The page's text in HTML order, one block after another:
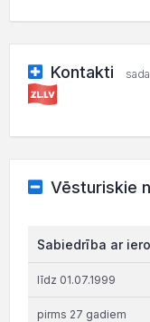
Kontakti
Vēsturiskie
Sabiedrība ar
līdz 01.07.1999
pirms 27 gadiem